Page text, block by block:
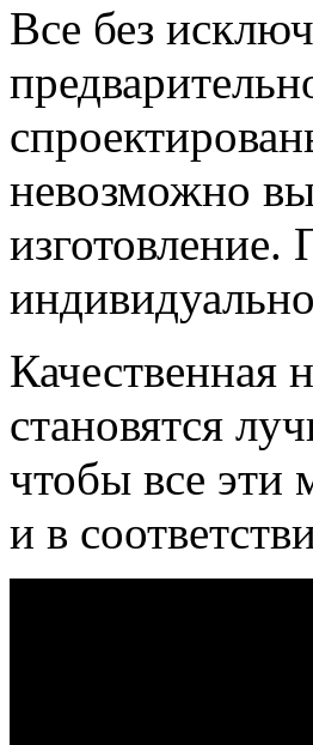
Все без
невозможно
изготовление.
Качественная
становятся
чтобы все эти
и в